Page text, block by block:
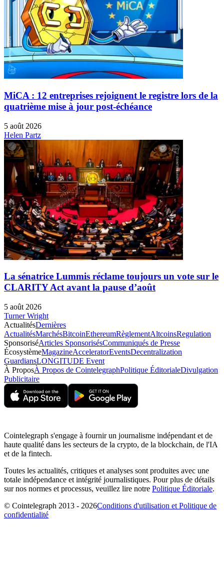
MiCA : 12 entreprises rejoignent le registre lors de la
quatrième mise à jour post-échéance
5 août 2026
Helen Partz
La sénatrice Lummis réclame toujours un vote sur le
CLARITY Act avant la pause d’août
5 août 2026
Turner Wright
ActualitésDernières
ActualitésMarchésBitcoinEthereumRèglementAltcoinsRegulation
SponsoriséArticles SponsorisésCommuniqués de Presse
ÉcosystèmeMagazineAcceleratorEventsDecentralization
GuardiansLONGITUDE Event
À ProposÀ Propos de CointelegraphPolitique ÉditorialeDivulgation
Publicitaire
Cointelegraph s'engage à fournir un journalisme indépendant et de
haute qualité dans les secteurs de la crypto, de la blockchain, de l'IA
et de la fintech.
Toutes les actualités, critiques et analyses sont produites avec une
totale indépendance et intégrité journalistiques. Pour plus de détails
sur nos normes et processus, veuillez lire notre Politique Éditoriale.
© Cointelegraph 2013 - 2026Conditions d'utilisation et Politique de
confidentialité